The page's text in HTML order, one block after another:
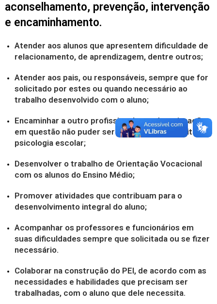
aconselhamento, prevenção, intervenção
e encaminhamento.
Atender aos alunos que apresentem dificuldade de
relacionamento, de aprendizagem, dentre outros;
Atender aos pais, ou responsáveis, sempre que for
solicitado por estes ou quando necessário ao
trabalho desenvolvido com o aluno;
Encaminhar a outro profissional quando a situação
em questão não puder ser trabalhada no âmbito da
psicologia escolar;
Desenvolver o trabalho de Orientação Vocacional
com os alunos do Ensino Médio;
Promover atividades que contribuam para o
desenvolvimento integral do aluno;
Acompanhar os professores e funcionários em
suas dificuldades sempre que solicitada ou se fizer
necessário.
Colaborar na construção do PEI, de acordo com as
necessidades e habilidades que precisam ser
trabalhadas, com o aluno que dele necessita.